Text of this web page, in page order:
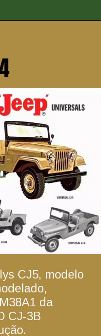
CJ5, modelo
da
CJ-3B